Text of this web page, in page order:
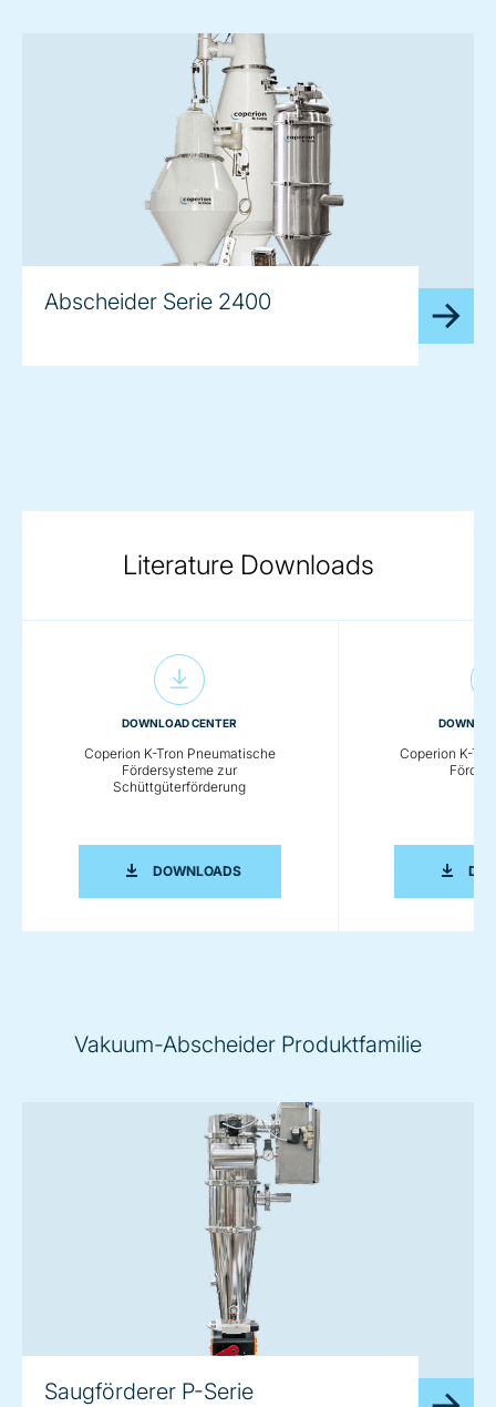
Abscheider Serie 2400
Literature Downloads
DOWNLOAD CENTER
Coperion K-Tron Pneumatische
Fördersysteme zur
Schüttgüterförderung
DOWNLOADSCOPERION K-TRON PNEUMATISCHE
Coperion K-
Vakuum-Abscheider Produktfamilie
Saugförderer P-Serie